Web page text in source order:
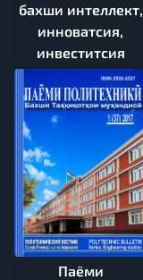
бахши интеллект,
инноватсия,
инвеститсия
Паёми